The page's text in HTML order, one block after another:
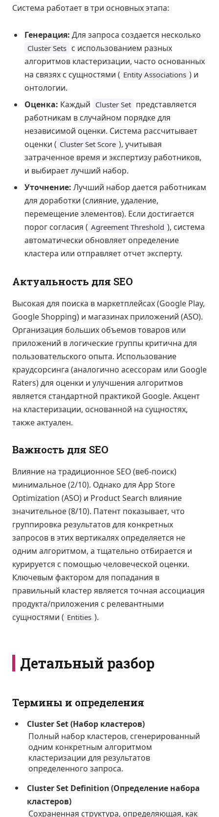
Система работает в три основных этапа:
Генерация: Для запроса создается несколько
Cluster Sets с использованием разных
алгоритмов кластеризации, часто основанных
на связях с сущностями ( Entity Associations ) и
онтологии.
Оценка: Каждый Cluster Set представляется
работникам в случайном порядке для
независимой оценки. Система рассчитывает
оценки ( Cluster Set Score ), учитывая
затраченное время и экспертизу работников,
и выбирает лучший набор.
Уточнение: Лучший набор дается работникам
для доработки (слияние, удаление,
перемещение элементов). Если достигается
порог согласия ( Agreement Threshold ), система
автоматически обновляет определение
кластера или отправляет отчет эксперту.
Актуальность для SEO
Высокая для поиска в маркетплейсах (Google Play,
Google Shopping) и магазинах приложений (ASO).
Организация больших объемов товаров или
приложений в логические группы критична для
пользовательского опыта. Использование
краудсорсинга (аналогично асессорам или Google
Raters) для оценки и улучшения алгоритмов
является стандартной практикой Google. Акцент
на кластеризации, основанной на сущностях,
также актуален.
Важность для SEO
Влияние на традиционное SEO (веб-поиск)
минимальное (2/10). Однако для App Store
Optimization (ASO) и Product Search влияние
значительное (8/10). Патент показывает, что
группировка результатов для конкретных
запросов в этих вертикалях определяется не
одним алгоритмом, а тщательно отбирается и
курируется с помощью человеческой оценки.
Ключевым фактором для попадания в
правильный кластер является точная ассоциация
продукта/приложения с релевантными
сущностями ( Entities ).
Детальный разбор
Термины и определения
Cluster Set (Набор кластеров)
Полный набор кластеров, сгенерированный
одним конкретным алгоритмом
кластеризации для результатов
определенного запроса.
Cluster Set Definition (Определение набора
кластеров)
Сохраненная структура, определяющая, как